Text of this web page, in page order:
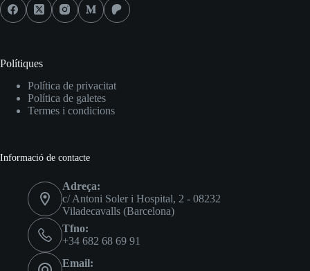
Polítiques
Política de privacitat
Política de galetes
Termes i condicions
Informació de contacte
Adreça:
c/ Antoni Soler i Hospital, 2 - 08232
Viladecavalls (Barcelona)
Tfno:
+34 682 68 69 91
Email: